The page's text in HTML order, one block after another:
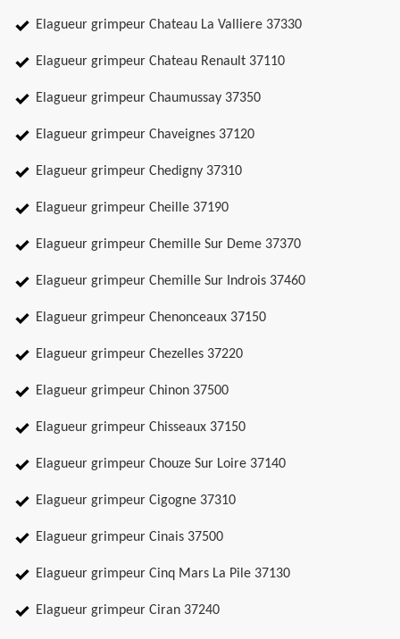
Elagueur grimpeur Chateau La Valliere 37330
Elagueur grimpeur Chateau Renault 37110
Elagueur grimpeur Chaumussay 37350
Elagueur grimpeur Chaveignes 37120
Elagueur grimpeur Chedigny 37310
Elagueur grimpeur Cheille 37190
Elagueur grimpeur Chemille Sur Deme 37370
Elagueur grimpeur Chemille Sur Indrois 37460
Elagueur grimpeur Chenonceaux 37150
Elagueur grimpeur Chezelles 37220
Elagueur grimpeur Chinon 37500
Elagueur grimpeur Chisseaux 37150
Elagueur grimpeur Chouze Sur Loire 37140
Elagueur grimpeur Cigogne 37310
Elagueur grimpeur Cinais 37500
Elagueur grimpeur Cinq Mars La Pile 37130
Elagueur grimpeur Ciran 37240